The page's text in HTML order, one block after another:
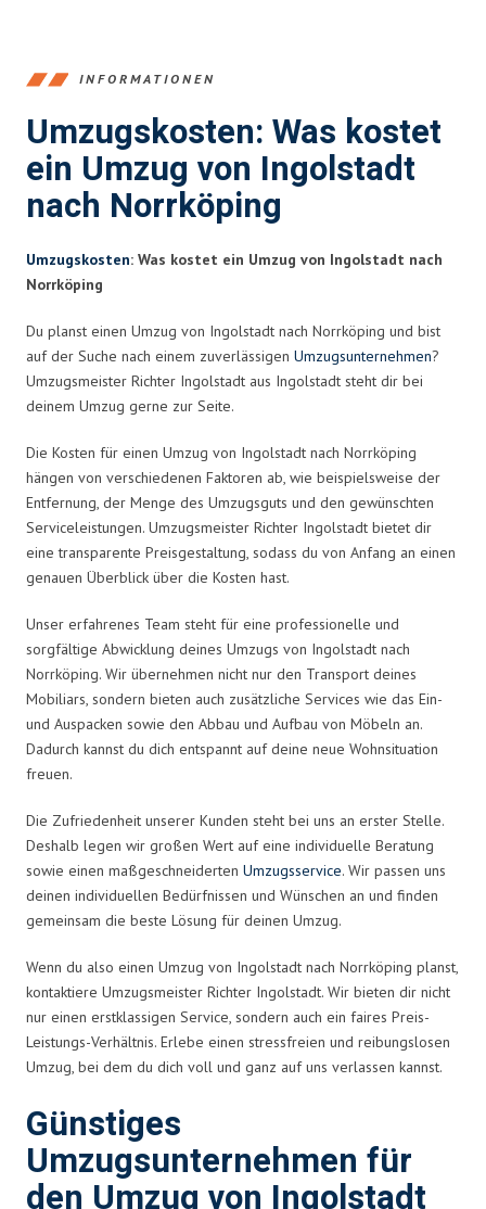
INFORMATIONEN
Umzugskosten: Was kostet
ein Umzug von Ingolstadt
nach Norrköping
Umzugskosten: Was kostet ein Umzug von Ingolstadt nach
Norrköping
Du planst einen Umzug von Ingolstadt nach Norrköping und bist
auf der Suche nach einem zuverlässigen Umzugsunternehmen?
Umzugsmeister Richter Ingolstadt aus Ingolstadt steht dir bei
deinem Umzug gerne zur Seite.
Die Kosten für einen Umzug von Ingolstadt nach Norrköping
hängen von verschiedenen Faktoren ab, wie beispielsweise der
Entfernung, der Menge des Umzugsguts und den gewünschten
Serviceleistungen. Umzugsmeister Richter Ingolstadt bietet dir
eine transparente Preisgestaltung, sodass du von Anfang an einen
genauen Überblick über die Kosten hast.
Unser erfahrenes Team steht für eine professionelle und
sorgfältige Abwicklung deines Umzugs von Ingolstadt nach
Norrköping. Wir übernehmen nicht nur den Transport deines
Mobiliars, sondern bieten auch zusätzliche Services wie das Ein-
und Auspacken sowie den Abbau und Aufbau von Möbeln an.
Dadurch kannst du dich entspannt auf deine neue Wohnsituation
freuen.
Die Zufriedenheit unserer Kunden steht bei uns an erster Stelle.
Deshalb legen wir großen Wert auf eine individuelle Beratung
sowie einen maßgeschneiderten Umzugsservice. Wir passen uns
deinen individuellen Bedürfnissen und Wünschen an und finden
gemeinsam die beste Lösung für deinen Umzug.
Wenn du also einen Umzug von Ingolstadt nach Norrköping planst,
kontaktiere Umzugsmeister Richter Ingolstadt. Wir bieten dir nicht
nur einen erstklassigen Service, sondern auch ein faires Preis-
Leistungs-Verhältnis. Erlebe einen stressfreien und reibungslosen
Umzug, bei dem du dich voll und ganz auf uns verlassen kannst.
Günstiges
Umzugsunternehmen für
den Umzug von Ingolstadt